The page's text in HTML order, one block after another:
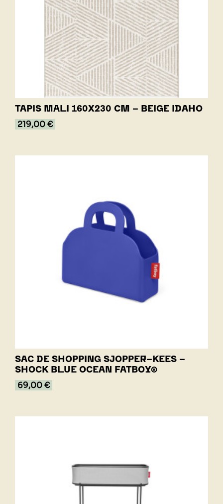
TAPIS MALI 160X230 CM - BEIGE IDAHO
219,00 €
SAC DE SHOPPING SJOPPER-KEES -
SHOCK BLUE OCEAN FATBOY®
69,00 €